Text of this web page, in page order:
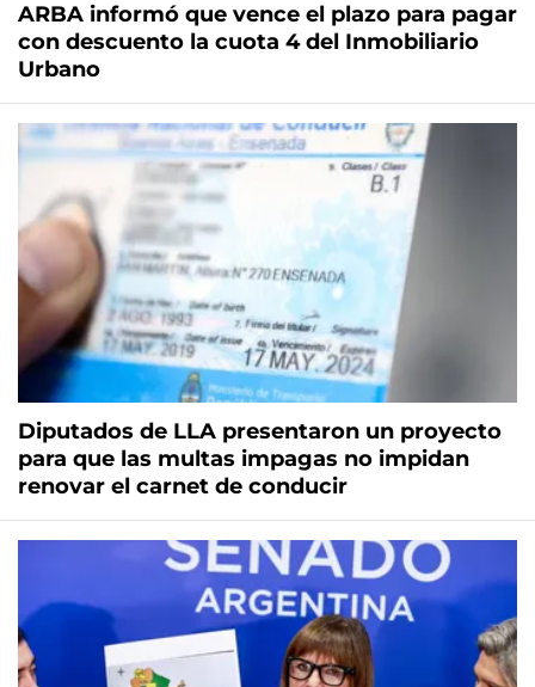
ARBA informó que vence el plazo para pagar
con descuento la cuota 4 del Inmobiliario
Urbano
Diputados de LLA presentaron un proyecto
para que las multas impagas no impidan
renovar el carnet de conducir